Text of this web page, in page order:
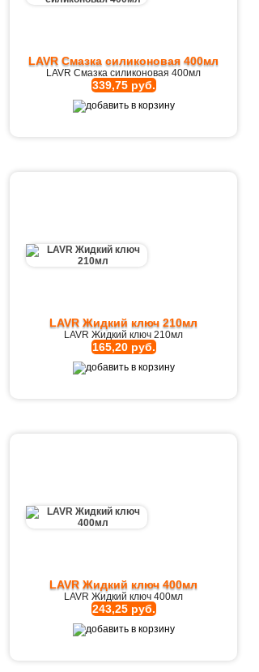
LAVR Cмазка cиликоновая 400мл
LAVR Cмазка cиликоновая 400мл
339,75 руб.
LAVR Жидкий ключ 210мл
LAVR Жидкий ключ 210мл
165,20 руб.
LAVR Жидкий ключ 400мл
LAVR Жидкий ключ 400мл
243,25 руб.